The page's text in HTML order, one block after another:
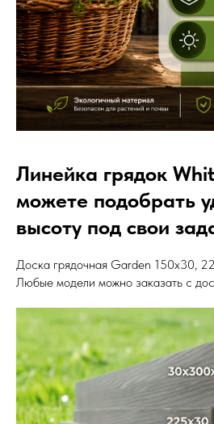
Линейка грядок
можете подобрать
высоту под свои
Доска грядочная Garden 150х30,
Любые модели можно заказать с